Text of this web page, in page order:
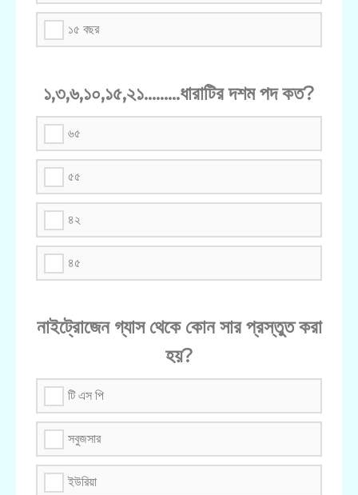
১৫ বছর
১,৩,৬,১০,১৫,২১.........ধারাটির দশম পদ কত?
৬৫
৫৫
৪২
৪৫
নাইট্রোজেন গ্যাস থেকে কোন সার প্রস্তুত করা
হয়?
টি এস পি
সবুজসার
ইউরিয়া